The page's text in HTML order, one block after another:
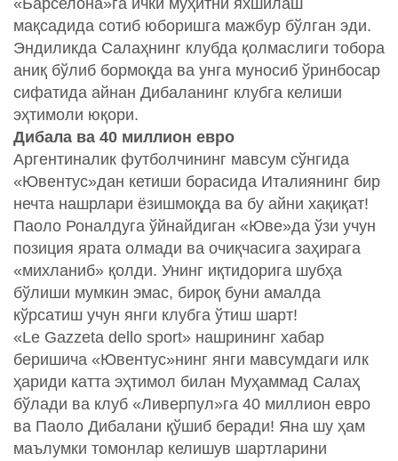
«Барселона»га ички муҳитни яхшилаш
мақсадида сотиб юборишга мажбур бўлган эди.
Эндиликда Салаҳнинг клубда қолмаслиги тобора
аниқ бўлиб бормоқда ва унга муносиб ўринбосар
сифатида айнан Дибаланинг клубга келиши
эҳтимоли юқори.
Дибала ва 40 миллион евро
Аргентиналик футболчининг мавсум сўнгида
«Ювентус»дан кетиши борасида Италиянинг бир
нечта нашрлари ёзишмоқда ва бу айни хақиқат!
Паоло Роналдуга ўйнайдиган «Юве»да ўзи учун
позиция ярата олмади ва очиқчасига заҳирага
«михланиб» қолди. Унинг иқтидорига шубҳа
бўлиши мумкин эмас, бироқ буни амалда
кўрсатиш учун янги клубга ўтиш шарт!
«Le Gazzeta dello sport» нашрининг хабар
беришича «Ювентус»нинг янги мавсумдаги илк
ҳариди катта эҳтимол билан Муҳаммад Салаҳ
бўлади ва клуб «Ливерпул»га 40 миллион евро
ва Паоло Дибалани қўшиб беради! Яна шу ҳам
маълумки томонлар келишув шартларини